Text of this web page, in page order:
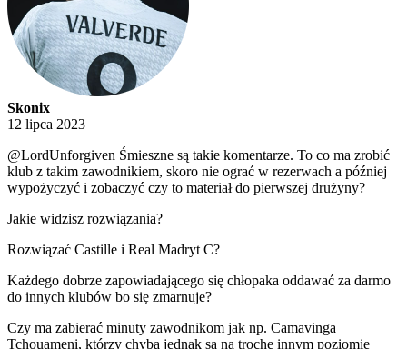
Skonix
12 lipca 2023
@LordUnforgiven Śmieszne są takie komentarze. To co ma zrobić
klub z takim zawodnikiem, skoro nie ograć w rezerwach a później
wypożyczyć i zobaczyć czy to materiał do pierwszej drużyny?
Jakie widzisz rozwiązania?
Rozwiązać Castille i Real Madryt C?
Każdego dobrze zapowiadającego się chłopaka oddawać za darmo
do innych klubów bo się zmarnuje?
Czy ma zabierać minuty zawodnikom jak np. Camavinga
Tchouameni, którzy chyba jednak są na troche innym poziomie